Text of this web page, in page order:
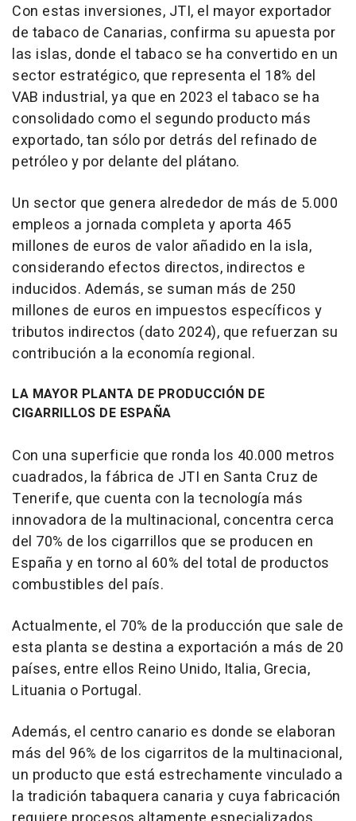
Con estas inversiones, JTI, el mayor exportador
de tabaco de Canarias, confirma su apuesta por
las islas, donde el tabaco se ha convertido en un
sector estratégico, que representa el 18% del
VAB industrial, ya que en 2023 el tabaco se ha
consolidado como el segundo producto más
exportado, tan sólo por detrás del refinado de
petróleo y por delante del plátano.
Un sector que genera alrededor de más de 5.000
empleos a jornada completa y aporta 465
millones de euros de valor añadido en la isla,
considerando efectos directos, indirectos e
inducidos. Además, se suman más de 250
millones de euros en impuestos específicos y
tributos indirectos (dato 2024), que refuerzan su
contribución a la economía regional.
LA MAYOR PLANTA DE PRODUCCIÓN DE
CIGARRILLOS DE ESPAÑA
Con una superficie que ronda los 40.000 metros
cuadrados, la fábrica de JTI en Santa Cruz de
Tenerife, que cuenta con la tecnología más
innovadora de la multinacional, concentra cerca
del 70% de los cigarrillos que se producen en
España y en torno al 60% del total de productos
combustibles del país.
Actualmente, el 70% de la producción que sale de
esta planta se destina a exportación a más de 20
países, entre ellos Reino Unido, Italia, Grecia,
Lituania o Portugal.
Además, el centro canario es donde se elaboran
más del 96% de los cigarritos de la multinacional,
un producto que está estrechamente vinculado a
la tradición tabaquera canaria y cuya fabricación